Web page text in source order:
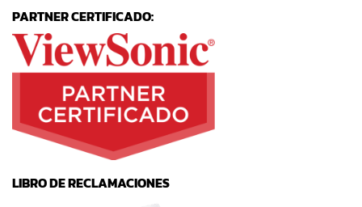
PARTNER CERTIFICADO:
LIBRO DE RECLAMACIONES